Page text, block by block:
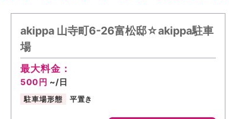
akippa 山寺町6-26富松邸☆akippa駐車
場
最大料金：
500円 ~/日
駐車場形態 平置き